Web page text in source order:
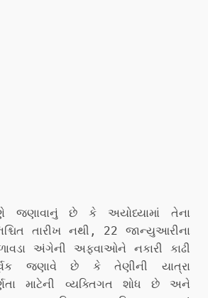
જણાવાનું છે કે અયોધ્યામાં તેના
તારીખ નથી, 22 જાન્યુઆરીના
અંગેની અફવાઓને નકારી કાઢી
જણાવે છે કે તેણીની યાત્રા
માટેની વ્યક્તિગત શોધ છે અને